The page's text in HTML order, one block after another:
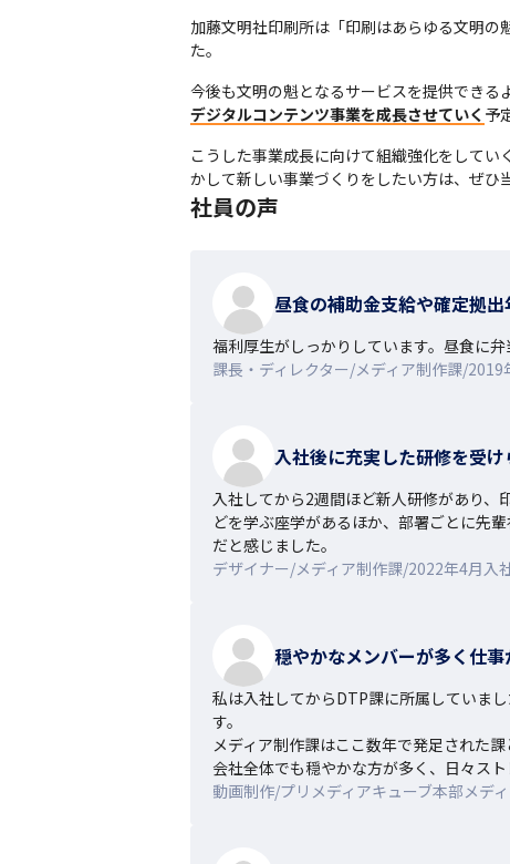
加藤文明社印刷所は「印刷はあらゆる文明
た。
今後も文明の魁となるサービスを提供できる
デジタルコンテンツ事業を成長させていく 予
こうした事業成長に向けて組織強化をしてい
かして新しい事業づくりをしたい方は、ぜひ
社員の声
昼食の補助金支給や確定拠
福利厚生がしっかりしています。昼食に
課長・ディレクター/メディア制作課/2019
入社後に充実した研修を受け
入社してから2週間ほど新人研修があり、
どを学ぶ座学があるほか、部署ごとに先
だと感じました。
デザイナー/メディア制作課/2022年4月入
穏やかなメンバーが多く仕
私は入社してからDTP課に所属していま
す。
メディア制作課はここ数年で発足された
会社全体でも穏やかな方が多く、日々ス
動画制作/プリメディアキューブ本部メデ